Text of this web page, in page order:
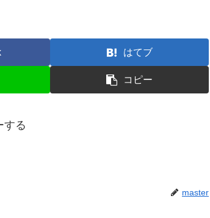
はてブ
コピー
する
master